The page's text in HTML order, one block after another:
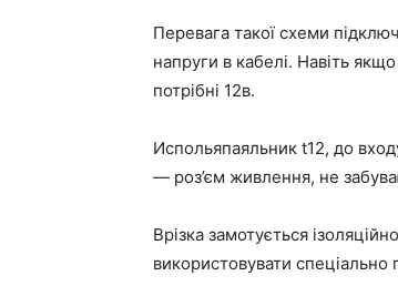
Перевага такої схеми
напруги в кабелі. Навіть
потрібні 12в.
Испольяпаяльник t12, до
— роз’єм живлення, не
Врізка замотується
використовувати спеціально